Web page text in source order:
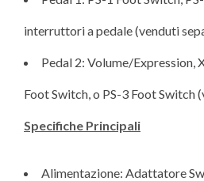
interruttori a pedale (venduti
Pedal 2: Volume/Expression,
Foot Switch, o PS-3 Foot Switch
Specifiche Principali
Alimentazione: Adattatore